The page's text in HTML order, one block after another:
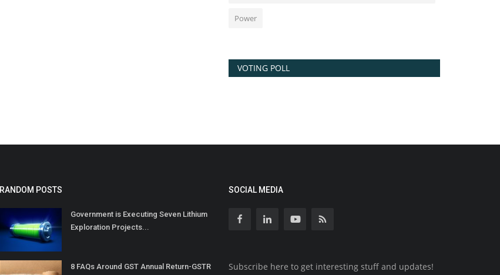
Power
VOTING POLL
RANDOM POSTS
Government is Executing Seven Lithium
Exploration Projects...
8 FAQs Around GST Annual Return-GSTR
SOCIAL MEDIA
Subscribe here to get interesting stuff and updates!